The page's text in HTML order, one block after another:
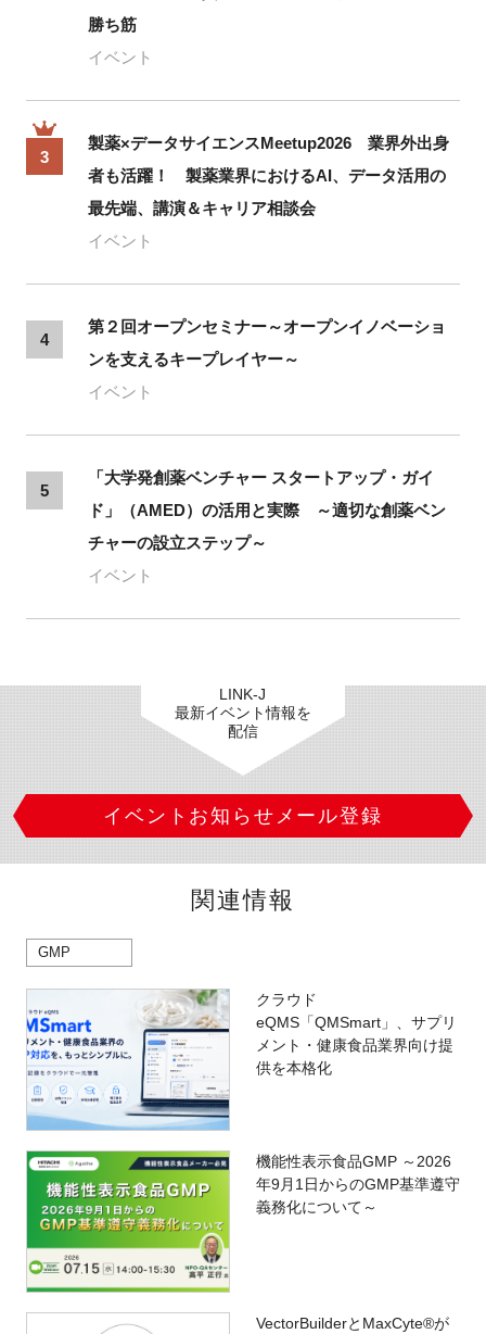
勝ち筋
イベント
3
製薬×データサイエンスMeetup2026 業界外出身
者も活躍！ 製薬業界におけるAI、データ活用の
最先端、講演＆キャリア相談会
イベント
4
第２回オープンセミナー～オープンイノベーショ
ンを支えるキープレイヤー～
イベント
5
「大学発創薬ベンチャー スタートアップ・ガイ
ド」（AMED）の活用と実際 ～適切な創薬ベン
チャーの設立ステップ～
イベント
LINK-J
最新イベント情報を
配信
イベントお知らせメール登録
関連情報
GMP
クラウド
eQMS「QMSmart」、サプリ
メント・健康食品業界向け提
供を本格化
機能性表示食品GMP ～2026
年9月1日からのGMP基準遵守
義務化について～
VectorBuilderとMaxCyte®が